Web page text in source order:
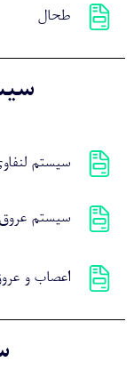
طحال
سیستم
سیستم
اعصاب و